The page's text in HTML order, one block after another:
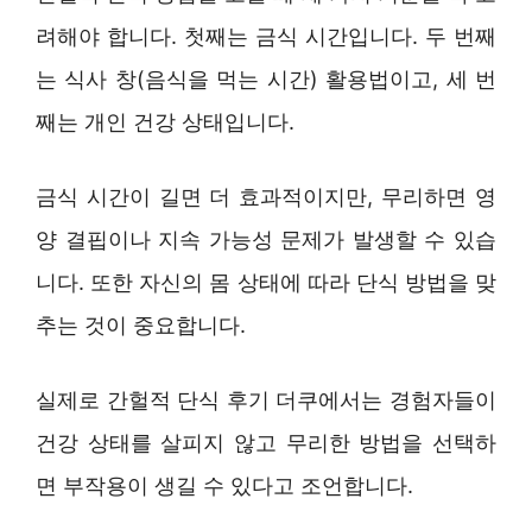
려해야 합니다. 첫째는 금식 시간입니다. 두 번째
는 식사 창(음식을 먹는 시간) 활용법이고, 세 번
째는 개인 건강 상태입니다.
금식 시간이 길면 더 효과적이지만, 무리하면 영
양 결핍이나 지속 가능성 문제가 발생할 수 있습
니다. 또한 자신의 몸 상태에 따라 단식 방법을 맞
추는 것이 중요합니다.
실제로 간헐적 단식 후기 더쿠에서는 경험자들이
건강 상태를 살피지 않고 무리한 방법을 선택하
면 부작용이 생길 수 있다고 조언합니다.